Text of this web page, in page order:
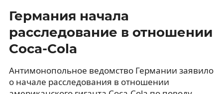
Германия начала
расследование в отношении
Coca-Cola
Антимонопольное ведомство Германии заявило
о начале расследования в отношении